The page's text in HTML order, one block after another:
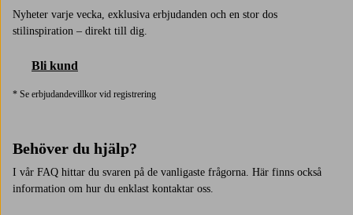
Nyheter varje vecka, exklusiva erbjudanden och en stor dos
stilinspiration – direkt till dig.
Bli kund
* Se erbjudandevillkor vid registrering
Behöver du hjälp?
I vår FAQ hittar du svaren på de vanligaste frågorna. Här finns också
information om hur du enklast kontaktar oss.